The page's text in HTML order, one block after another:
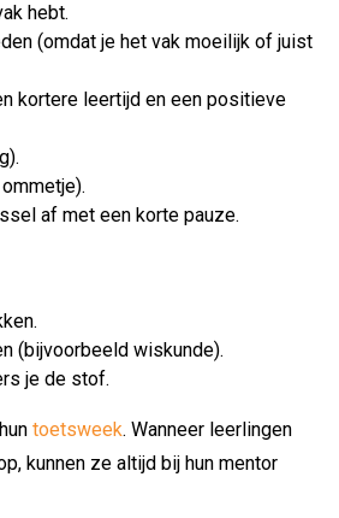
hebt.
(omdat je het vak moeilijk of juist
kortere leertijd en een positieve
af met een korte pauze.
(bijvoorbeeld wiskunde).
je de stof.
toetsweek. Wanneer leerlingen
kunnen ze altijd bij hun mentor